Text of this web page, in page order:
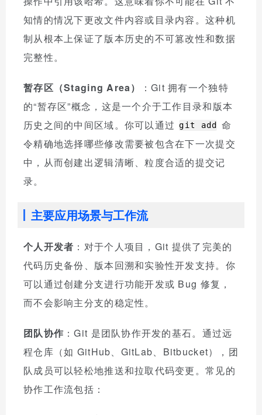
知情的情况下更改文件内容或目录内容。这种机
制从根本上保证了版本历史的不可篡改性和数据
完整性。
暂存区（Staging Area）
：Git 拥有一个独特
的“暂存区”概念，这是一个介于工作目录和版本
历史之间的中间区域。你可以通过 git add
命
令精确地选择哪些修改需要被包含在下一次提交
中，从而创建出逻辑清晰、粒度合适的提交记
录。
主要应用场景与工作流
个人开发者 ：对于个人项目，Git 提供了完美的
代码历史备份、版本回溯和实验性开发支持。你
可以通过创建分支进行功能开发或 Bug 修复，
而不会影响主分支的稳定性。
团队协作 ：Git 是团队协作开发的基石。通过远
程仓库（如 GitHub、GitLab、Bitbucket），团
队成员可以轻松地推送和拉取代码变更。常见的
协作工作流包括：